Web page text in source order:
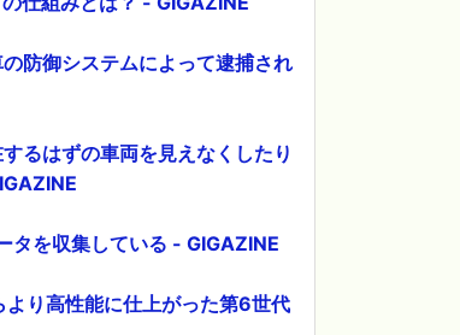
防御システムによって逮捕され
るはずの車両を見えなくしたり
タを収集している - GIGAZINE
り高性能に仕上がった第6世代